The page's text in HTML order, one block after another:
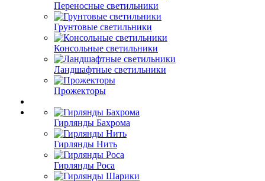
Переносные светильники
Грунтовые светильники
Консольные светильники
Ландшафтные светильники
Прожекторы
Гирлянды Бахрома
Гирлянды Нить
Гирлянды Роса